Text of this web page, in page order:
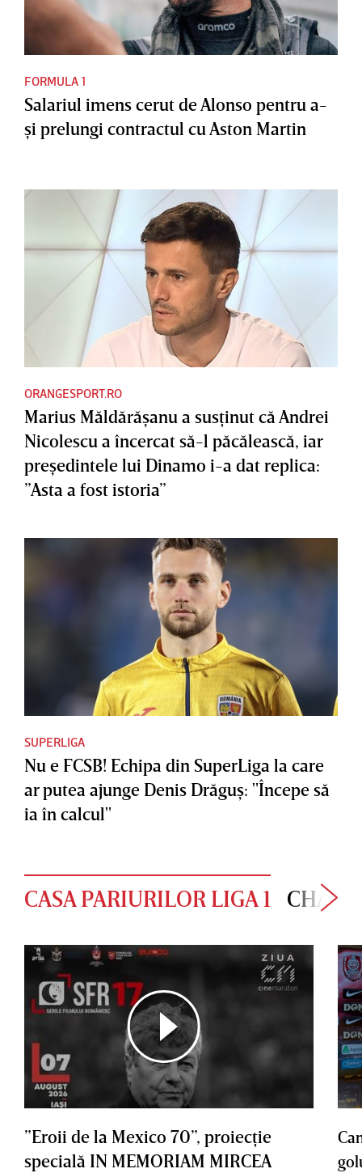
FORMULA 1
Salariul imens cerut de Alonso pentru a-
şi prelungi contractul cu Aston Martin
ORANGESPORT.RO
Marius Măldărăşanu a susţinut că Andrei
Nicolescu a încercat să-l păcălească, iar
preşedintele lui Dinamo i-a dat replica:
”Asta a fost istoria”
SUPERLIGA
Nu e FCSB! Echipa din SuperLiga la care
ar putea ajunge Denis Drăguş: "Începe să
ia în calcul"
CASA PARIURILOR LIGA 1
”Eroii de la Mexico 70”, proiecţie
specială IN MEMORIAM MIRCEA